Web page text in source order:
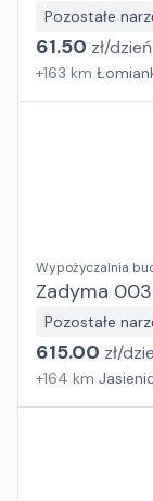
Pozostałe
61.50 zł/dzień
+163 km
Wypożyczalnia
Zadyma
Pozostałe
615.00 zł/
+164 km